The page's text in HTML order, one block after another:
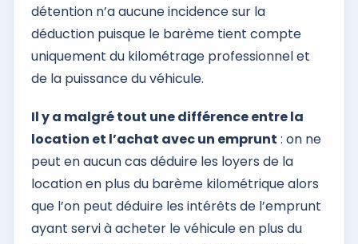
détention n’a aucune incidence sur la
déduction puisque le barème tient compte
uniquement du kilométrage professionnel et
de la puissance du véhicule.
Il y a malgré tout une différence entre la
location et l’achat avec un emprunt : on ne
peut en aucun cas déduire les loyers de la
location en plus du barème kilométrique alors
que l’on peut déduire les intérêts de l’emprunt
ayant servi à acheter le véhicule en plus du